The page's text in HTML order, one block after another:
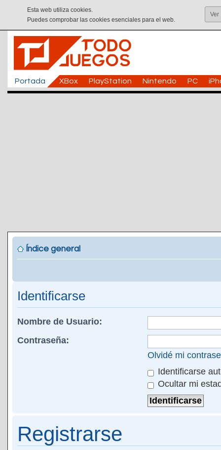
Esta web utiliza cookies.
Puedes comprobar las cookies esenciales para el web.
Ver
Portada XBox PlayStation Nintendo PC
Índice general
Identificarse
Nombre de Usuario:
Contraseña:
Olvidé mi
Identificarse
Ocultar mi
Registrarse